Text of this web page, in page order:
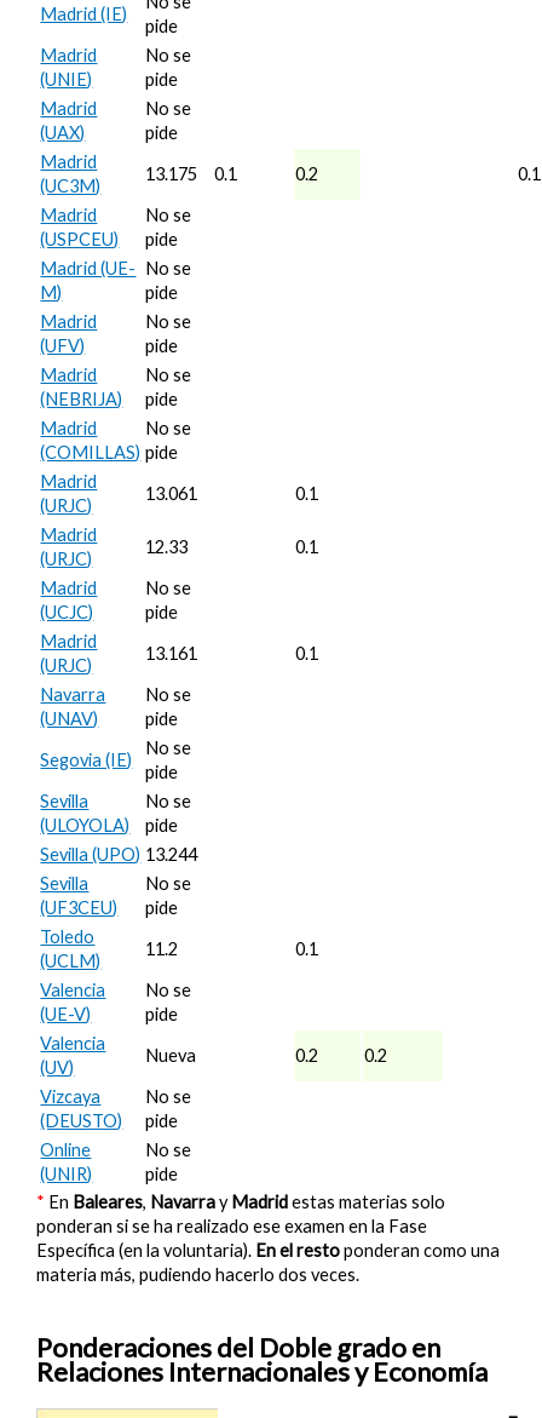
Madrid (IE)
pide
Madrid
(UNIE)
No se
pide
Madrid
(UAX)
No se
pide
Madrid
(UC3M)
13.175 0.1 0.2
0.1
Madrid
(USPCEU)
No se
pide
Madrid (UE-
M)
No se
pide
Madrid
(UFV)
No se
pide
Madrid
(NEBRIJA)
No se
pide
Madrid
(COMILLAS)
No se
pide
Madrid
(URJC)
13.061
0.1
Madrid
(URJC)
12.33
0.1
Madrid
(UCJC)
No se
pide
Madrid
(URJC)
13.161
0.1
Navarra
(UNAV)
No se
pide
Segovia (IE)
No se
pide
Sevilla
(ULOYOLA)
No se
pide
Sevilla (UPO) 13.244
Sevilla
(UF3CEU)
No se
pide
Toledo
(UCLM)
11.2
0.1
Valencia
(UE-V)
No se
pide
Valencia
(UV)
Nueva 0.2
0.2
Vizcaya
(DEUSTO)
No se
pide
Online
(UNIR)
No se
pide
* En Baleares, NavarrayMadridestas materias solo
ponderan si se ha realizado ese examen en la Fase
Específica (en la voluntaria). En el restoponderan como una
materia más, pudiendo hacerlo dos veces.
Ponderaciones del Doble grado en
Relaciones Internacionales y Economía